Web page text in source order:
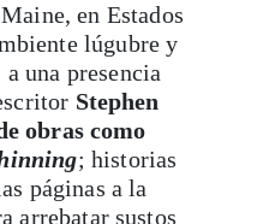
en Estados
lúgubre y
una presencia
Stephen
obras como
; historias
páginas a la
arrebatar sustos